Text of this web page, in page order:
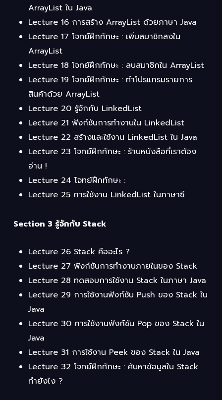
ArrayList ใน Java
Lecture 16 การสร้าง ArrayList ด้วยภาษา Java
Lecture 17 โจทย์ฝึกทักษะ : เพิ่มสมาชิกลงใน
ArrayList
Lecture 18 โจทย์ฝึกทักษะ : ลบสมาชิกใน ArrayList
Lecture 19 โจทย์ฝึกทักษะ : ทำโปรแกรมรายการ
สินค้าด้วย ArrayList
Lecture 20 รู้จักกับ LinkedList
Lecture 21 ฟังก์ชันการทำงานใน LinkedList
Lecture 22 สร้างและใช้งาน LinkedList ใน Java
Lecture 23 โจทย์ฝึกทักษะ : ร้านหนังสือที่เราต้อง
อ่าน !
Lecture 24 โจทย์ฝึกทักษะ :
Lecture 25 การใช้งาน LinkedList ในภาษาซี
Section 3 รู้จักกับ Stack
Lecture 26 Stack คืออะไร ?
Lecture 27 ฟังก์ชันการทำงานภายในของ Stack
Lecture 28 ทดสอบการใช้งาน Stack ในภาษา Java
Lecture 29 การใช้งานฟังก์ชัน Push ของ Stack ใน
Java
Lecture 30 การใช้งานฟังก์ชัน Pop ของ Stack ใน
Java
Lecture 31 การใช้งาน Peek ของ Stack ใน Java
Lecture 32 โจทย์ฝึกทักษะ : ค้นหาข้อมูลใน Stack
ทำยังไง ?